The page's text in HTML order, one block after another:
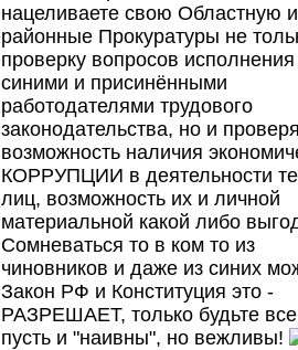
нацеливаете свою Областную и
районные Прокуратуры не
проверку вопросов
синими и присинёнными
работодателями трудового
законодательства, но и
возможность наличия
КОРРУПЦИИ в деятельности
лиц, возможность их и личной
материальной какой либо
Сомневаться то в ком то из
чиновников и даже из синих
Закон РФ и Конституция это -
РАЗРЕШАЕТ, только будьте
пусть и "наивны", но вежливы!